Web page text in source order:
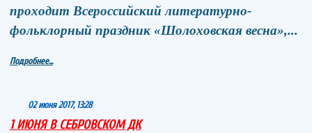
проходит Всероссийский литературно-
фольклорный праздник «Шолоховская весна»,...
Подробнее...
02 июня 2017, 13:28
1 ИЮНЯ В СЕБРОВСКОМ ДК